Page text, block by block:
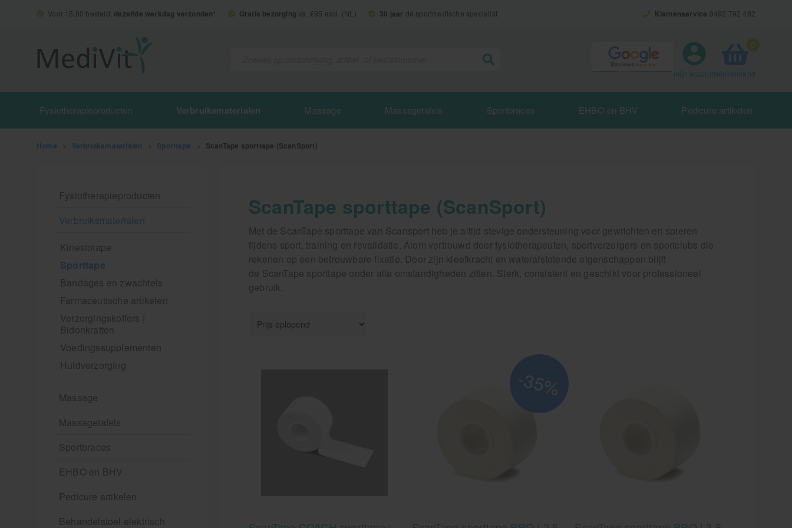
Voor 15.00 besteld, dezelfde werkdag verzonden* Gratis bezorging va. €95 excl. (NL) 30 jaar dé sportmedische specialist Klantenservice 0492 792 482
0
mijn account
Fysiotherapieproducten Verbruiksmaterialen Massage Massagetafels Sportbraces EHBO en BHV Pedicure artikelen
Home Verbruiksmaterialen Sporttape ScanTape sporttape (ScanSport)
Fysiotherapieproducten
Verbruiksmaterialen
Kinesiotape
Sporttape
Bandages en zwachtels
Farmaceutische artikelen
Verzorgingskoffers |
Bidonkratten
Voedingssupplementen
Huidverzorging
Massage
Massagetafels
Sportbraces
EHBO en BHV
Pedicure artikelen
Behandelstoel elektrisch
ScanTape sporttape (ScanSport)
Met de ScanTape sporttape van Scansport heb je altijd stevige ondersteuning voor gewrichten en spieren
tijdens sport, training en revalidatie. Alom vertrouwd door fysiotherapeuten, sportverzorgers en sportclubs die
rekenen op een betrouwbare fixatie. Door zijn kleefkracht en waterafstotende eigenschappen blijft
de ScanTape sporttape onder alle omstandigheden zitten. Sterk, consistent en geschikt voor professioneel
gebruik.
-35%